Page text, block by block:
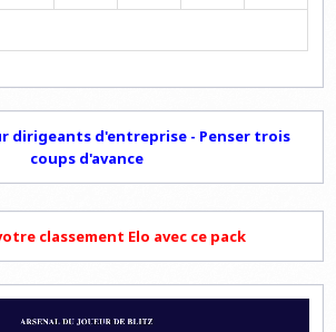
dirigeants d'entreprise - Penser trois
coups d'avance
classement Elo avec ce pack